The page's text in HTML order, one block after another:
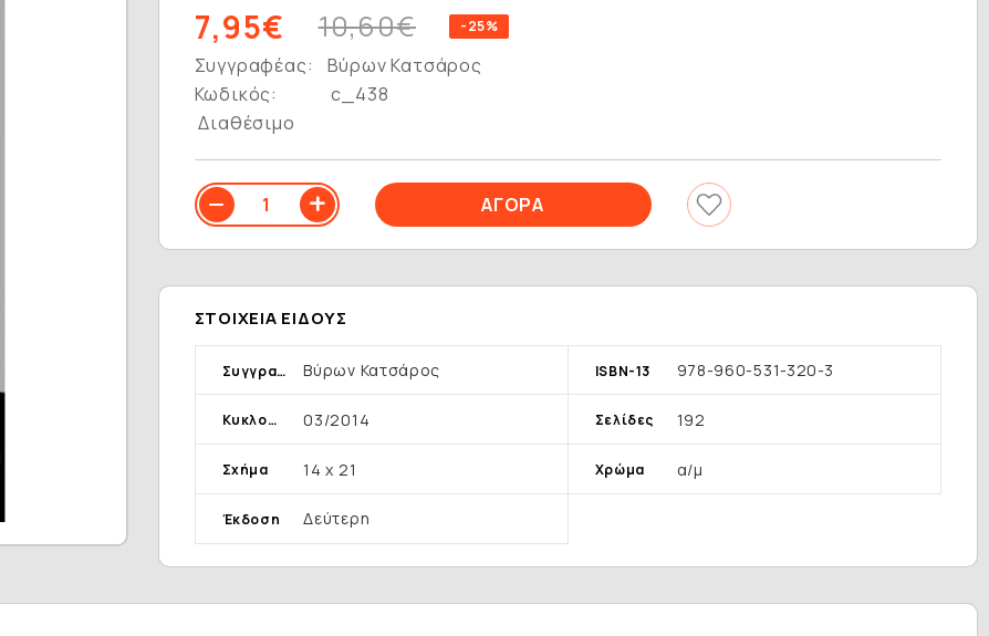
7,95€ 10,60€ -25%
Συγγραφέας:
Βύρων Κατσάρος
Κωδικός:
c_438
Διαθέσιμο
ΣΤΟΙΧΕΊΑ ΕΊΔΟΥΣ
Συγγραφέας Βύρων Κατσάρος ISBN-13 978-960-531-320-3
Κυκλοφορία 03/2014 Σελίδες 192
Σχήμα 14 x 21 Χρώμα α/μ
Έκδοση Δεύτερη